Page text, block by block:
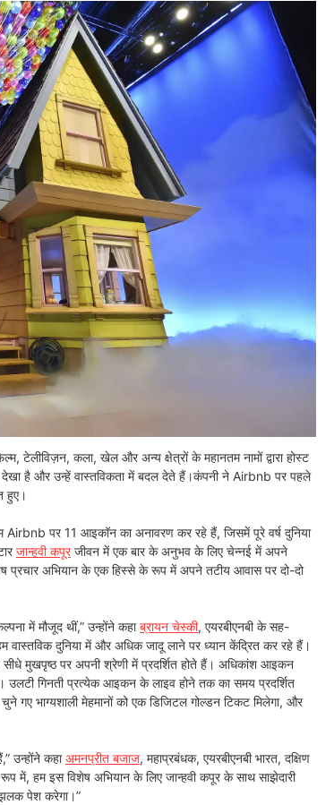
टेलीविज़न, कला, खेल और अन्य क्षेत्रों के महानतम नामों द्वारा होस्ट
है और उन्हें वास्तविकता में बदल देते हैं।कंपनी ने Airbnb पर पहले
हुए।
Airbnb पर 11 आइकॉन का अनावरण कर रहे हैं, जिसमें पूरे वर्ष दुनिया
जान्हवी कपूरजीवन में एक बार के अनुभव के लिए चेन्नई में अपने
प्रचार अभियान के एक हिस्से के रूप में अपने तटीय आवास पर दो-दो
में मौजूद थीं,” उन्होंने कहाब्रायन चेस्की, एयरबीएनबी के सह-
दुनिया में और अधिक जादू लाने पर ध्यान केंद्रित कर रहे हैं।
मुखपृष्ठ पर अपनी श्रेणी में प्रदर्शित होते हैं। अधिकांश आइकन
गिनती प्रत्येक आइकन के लाइव होने तक का समय प्रदर्शित
भाग्यशाली मेहमानों को एक डिजिटल गोल्डन टिकट मिलेगा, और
उन्होंने कहाअमनप्रीत बजाज, महाप्रबंधक, एयरबीएनबी भारत, दक्षिण
में, हम इस विशेष अभियान के लिए जान्हवी कपूर के साथ साझेदारी
झलक पेश करेगा।”